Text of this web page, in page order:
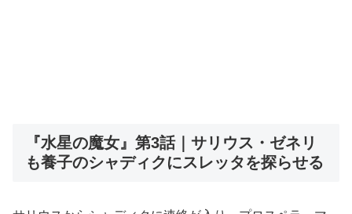
『水星の魔女』第3話｜サリウス・ゼネリ
も養子のシャディクにスレッタを探らせる